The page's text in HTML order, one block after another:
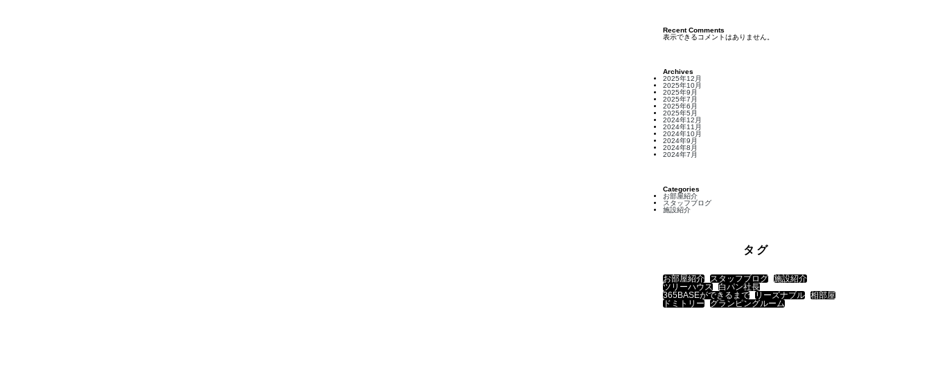
Recent Comments
表示できるコメントはありません。
Archives
2025年12月
2025年10月
2025年9月
2025年7月
2025年6月
2025年5月
2024年12月
2024年11月
2024年10月
2024年9月
2024年8月
2024年7月
Categories
お部屋紹介
スタッフブログ
施設紹介
タグ
お部屋紹介 スタッフブログ 施設紹介
ツリーハウス 白パン社長
365BASEができるまで リーズナブル 相部屋
ドミトリー グランピングルーム